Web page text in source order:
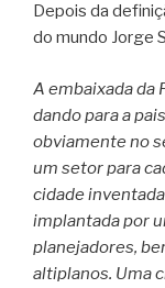
Depois da
do mundo Jorge
A embaixada da
dando para a
obviamente no
um setor para
cidade
implantada por
planejadores,
altiplanos. Uma